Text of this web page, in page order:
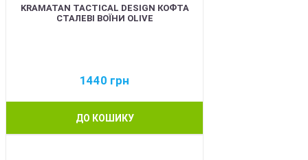
KRAMATAN TACTICAL DESIGN КОФТА
СТАЛЕВІ ВОЇНИ OLIVE
1440 грн
ДО КОШИКУ